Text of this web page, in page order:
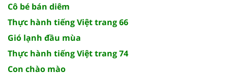
Cô bé bán diêm
Thực hành tiếng Việt trang 66
Gió lạnh đầu mùa
Thực hành tiếng Việt trang 74
Con chào mào